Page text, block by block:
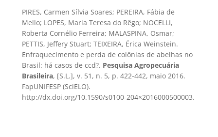
PIRES, Carmen Sílvia Soares; PEREIRA, Fábia de
Mello; LOPES, Maria Teresa do Rêgo; NOCELLI,
Roberta Cornélio Ferreira; MALASPINA, Osmar;
PETTIS, Jeffery Stuart; TEIXEIRA, Érica Weinstein.
Enfraquecimento e perda de colônias de abelhas no
Brasil: há casos de ccd?. Pesquisa Agropecuária
Brasileira, [S.L.], v. 51, n. 5, p. 422-442, maio 2016.
FapUNIFESP (SciELO).
http://dx.doi.org/10.1590/s0100-204×2016000500003.